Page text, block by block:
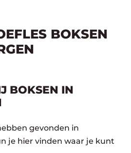
BOKSEN
BOKSEN IN
gevonden in
je hier vinden waar je kunt